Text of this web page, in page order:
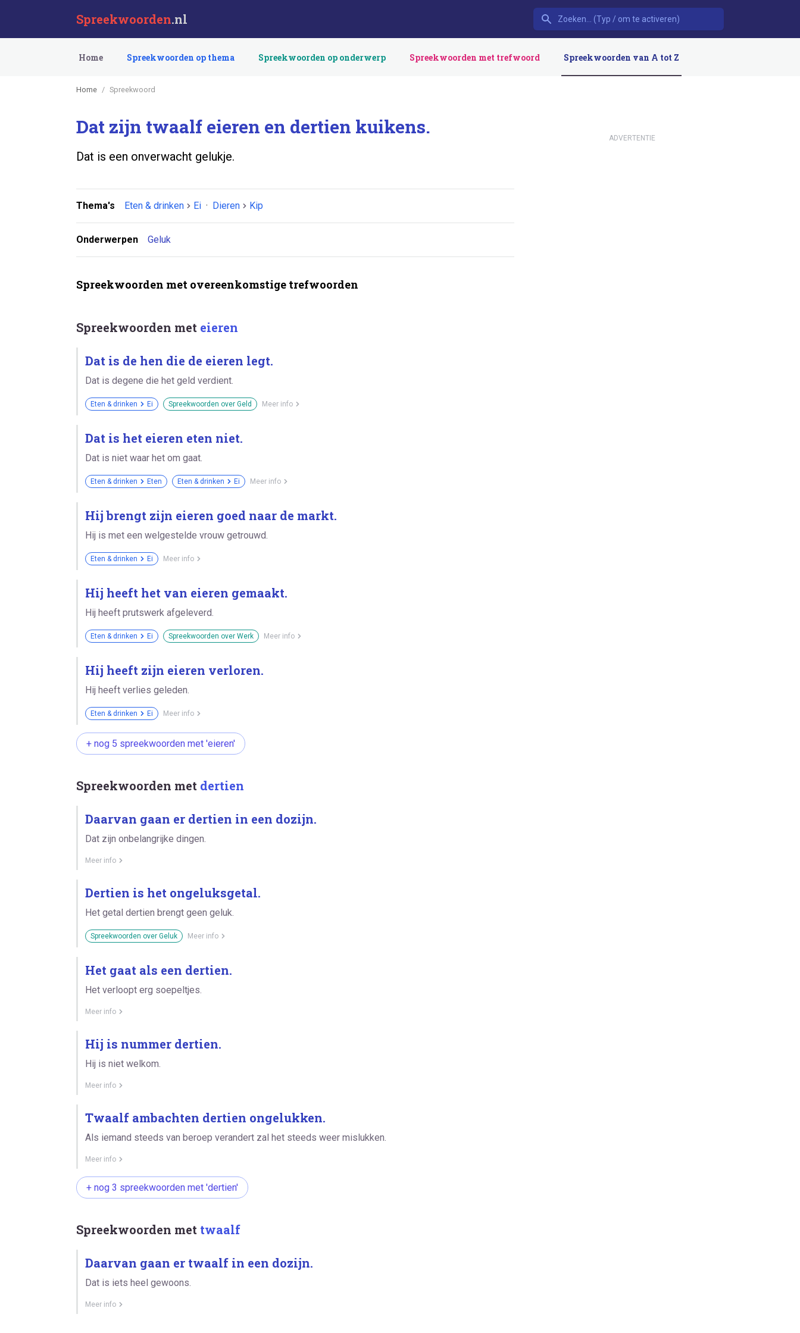
Spreekwoorden.nl
Home Spreekwoorden op thema Spreekwoorden op onderwerp Spreekwoorden met trefwoord Spreekwoorden van A tot Z
Home Spreekwoord
Dat zijn twaalf eieren en dertien kuikens.
Dat is een onverwacht gelukje.
Thema's Eten & drinken Ei · Dieren Kip
Onderwerpen Geluk
Spreekwoorden met overeenkomstige trefwoorden
Spreekwoorden met eieren
Dat is de hen die de eieren legt.
Dat is degene die het geld verdient.
Eten & drinken Ei Spreekwoorden over Geld Meer info
Dat is het eieren eten niet.
Dat is niet waar het om gaat.
Eten & drinken Eten Eten & drinken Ei Meer info
Hij brengt zijn eieren goed naar de markt.
Hij is met een welgestelde vrouw getrouwd.
Eten & drinken Ei Meer info
Hij heeft het van eieren gemaakt.
Hij heeft prutswerk afgeleverd.
Eten & drinken Ei Spreekwoorden over Werk Meer info
Hij heeft zijn eieren verloren.
Hij heeft verlies geleden.
Eten & drinken Ei Meer info
+ nog 5 spreekwoorden met 'eieren'
Spreekwoorden met dertien
Daarvan gaan er dertien in een dozijn.
Dat zijn onbelangrijke dingen.
Meer info
Dertien is het ongeluksgetal.
Het getal dertien brengt geen geluk.
Spreekwoorden over Geluk Meer info
Het gaat als een dertien.
Het verloopt erg soepeltjes.
Meer info
Hij is nummer dertien.
Hij is niet welkom.
Meer info
Twaalf ambachten dertien ongelukken.
Als iemand steeds van beroep verandert zal het steeds weer mislukken.
Meer info
+ nog 3 spreekwoorden met 'dertien'
Spreekwoorden met twaalf
Daarvan gaan er twaalf in een dozijn.
Dat is iets heel gewoons.
Meer info
ADVERTENTIE